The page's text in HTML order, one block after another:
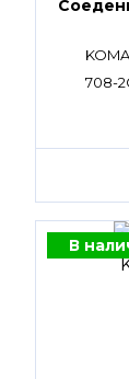
708-
В